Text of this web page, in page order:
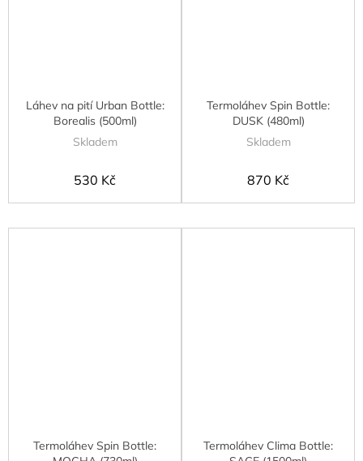
Láhev na pití Urban Bottle:
Borealis (500ml)
Skladem
530 Kč
Termoláhev Spin Bottle:
DUSK (480ml)
Skladem
870 Kč
Termoláhev Spin Bottle:
Termoláhev Clima Bottle: